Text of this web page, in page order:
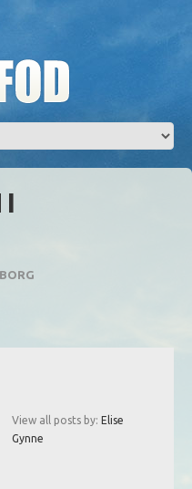
I
View all posts by: Elise
Gynne